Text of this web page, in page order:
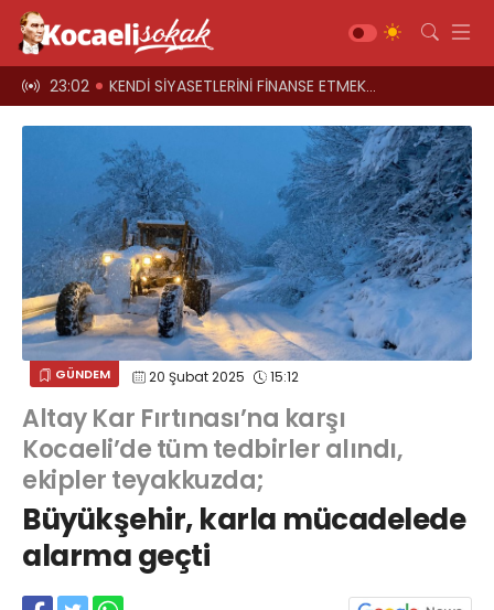
oyun 23:02 KENDİ SİYASETLERİNİ FİNANSE ETMEK İÇİN KOCAELİ'Yİ HARCIYORLAR
GÜNDEM 20 Şubat 2025 15:12
Altay Kar Fırtınası’na karşı
Kocaeli’de tüm tedbirler alındı,
ekipler teyakkuzda;
Büyükşehir, karla mücadelede
alarma geçti
Ekonomi
Sağlık
Magazin
Spor
Diğer
Teknoloji
Kültür-Sanat
Röportajlar
Web TV
Akkavaklar Caddesi No:17/4 İzmit-